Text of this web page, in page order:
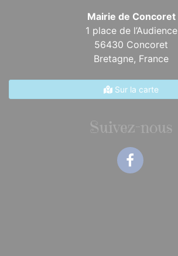
Mairie de Concoret
1 place de l’Audience
56430 Concoret
Bretagne, France
Sur la carte
Suivez-nous